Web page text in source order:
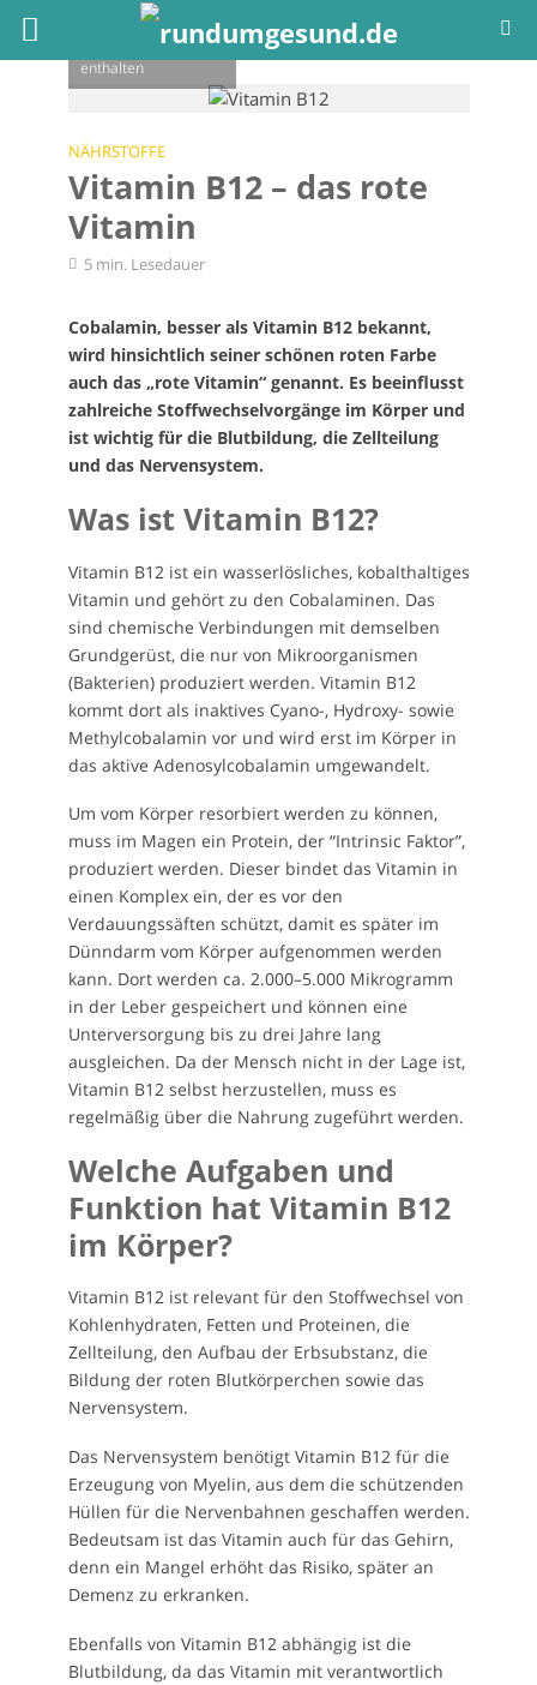
(Cobalamin) ist in
Fleisch, Fisch, Eiern
enthalten
NÄHRSTOFFE
Vitamin B12 – das rote
Vitamin
5 min. Lesedauer
Cobalamin, besser als Vitamin B12 bekannt,
wird hinsichtlich seiner schönen roten Farbe
auch das „rote Vitamin“ genannt. Es beeinflusst
zahlreiche Stoffwechselvorgänge im Körper und
ist wichtig für die Blutbildung, die Zellteilung
und das Nervensystem.
Was ist Vitamin B12?
Vitamin B12 ist ein wasserlösliches, kobalthaltiges
Vitamin und gehört zu den Cobalaminen. Das
sind chemische Verbindungen mit demselben
Grundgerüst, die nur von Mikroorganismen
(Bakterien) produziert werden. Vitamin B12
kommt dort als inaktives Cyano-, Hydroxy- sowie
Methylcobalamin vor und wird erst im Körper in
das aktive Adenosylcobalamin umgewandelt.
Um vom Körper resorbiert werden zu können,
muss im Magen ein Protein, der “Intrinsic Faktor”,
produziert werden. Dieser bindet das Vitamin in
einen Komplex ein, der es vor den
Verdauungssäften schützt, damit es später im
Dünndarm vom Körper aufgenommen werden
kann. Dort werden ca. 2.000–5.000 Mikrogramm
in der Leber gespeichert und können eine
Unterversorgung bis zu drei Jahre lang
ausgleichen. Da der Mensch nicht in der Lage ist,
Vitamin B12 selbst herzustellen, muss es
regelmäßig über die Nahrung zugeführt werden.
Welche Aufgaben und
Funktion hat Vitamin B12
im Körper?
Vitamin B12 ist relevant für den Stoffwechsel von
Kohlenhydraten, Fetten und Proteinen, die
Zellteilung, den Aufbau der Erbsubstanz, die
Bildung der roten Blutkörperchen sowie das
Nervensystem.
Das Nervensystem benötigt Vitamin B12 für die
Erzeugung von Myelin, aus dem die schützenden
Hüllen für die Nervenbahnen geschaffen werden.
Bedeutsam ist das Vitamin auch für das Gehirn,
denn ein Mangel erhöht das Risiko, später an
Demenz zu erkranken.
Ebenfalls von Vitamin B12 abhängig ist die
Blutbildung, da das Vitamin mit verantwortlich